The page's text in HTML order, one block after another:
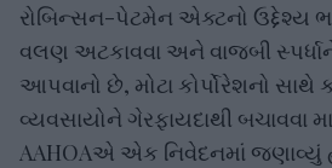
રોબિન્સન-પેટમેન એક્ટનો ઉદ્દેશ્ય
વલણ અટકાવવા અને વાજબી
આપવાનો છે, મોટા કોર્પોરેશનો સાથે
વ્યવસાયોને ગેરફાયદાથી બચાવવા
AAHOAએ એક નિવેદનમાં જણાવ્યું